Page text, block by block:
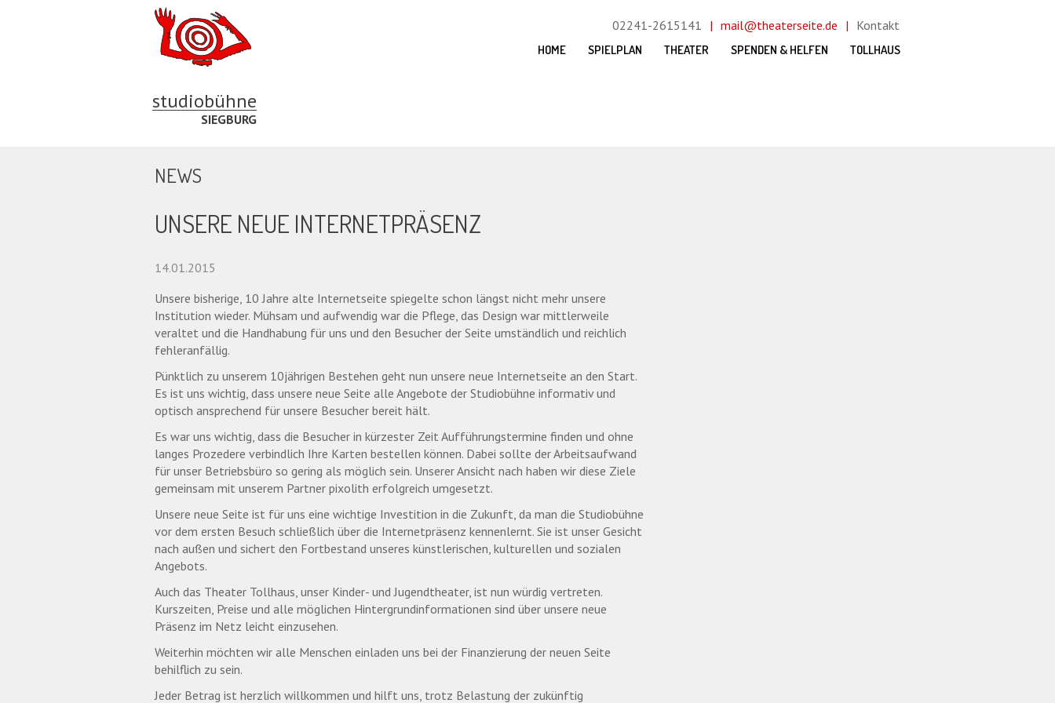
studiobühne
SIEGBURG
02241-2615141 mail@theaterseite.de Kontakt
HOME SPIELPLAN THEATER SPENDEN & HELFEN TOLLHAUS
NEWS
UNSERE NEUE INTERNETPRÄSENZ
14.01.2015
Unsere bisherige, 10 Jahre alte Internetseite spiegelte schon längst nicht mehr unsere
Institution wieder. Mühsam und aufwendig war die Pflege, das Design war mittlerweile
veraltet und die Handhabung für uns und den Besucher der Seite umständlich und reichlich
fehleranfällig.
Pünktlich zu unserem 10jährigen Bestehen geht nun unsere neue Internetseite an den Start.
Es ist uns wichtig, dass unsere neue Seite alle Angebote der Studiobühne informativ und
optisch ansprechend für unsere Besucher bereit hält.
Es war uns wichtig, dass die Besucher in kürzester Zeit Aufführungstermine finden und ohne
langes Prozedere verbindlich Ihre Karten bestellen können. Dabei sollte der Arbeitsaufwand
für unser Betriebsbüro so gering als möglich sein. Unserer Ansicht nach haben wir diese Ziele
gemeinsam mit unserem Partner pixolith erfolgreich umgesetzt.
Unsere neue Seite ist für uns eine wichtige Investition in die Zukunft, da man die Studiobühne
vor dem ersten Besuch schließlich über die Internetpräsenz kennenlernt. Sie ist unser Gesicht
nach außen und sichert den Fortbestand unseres künstlerischen, kulturellen und sozialen
Angebots.
Auch das Theater Tollhaus, unser Kinder- und Jugendtheater, ist nun würdig vertreten.
Kurszeiten, Preise und alle möglichen Hintergrundinformationen sind über unsere neue
Präsenz im Netz leicht einzusehen.
Weiterhin möchten wir alle Menschen einladen uns bei der Finanzierung der neuen Seite
behilflich zu sein.
Jeder Betrag ist herzlich willkommen und hilft uns, trotz Belastung der zukünftig